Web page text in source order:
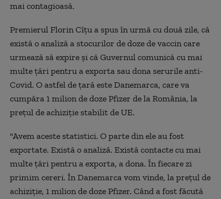
mai contagioasă.
Premierul Florin Cîțu a spus în urmă cu două zile, că
există o analiză a stocurilor de doze de vaccin care
urmează să expire și că Guvernul comunică cu mai
multe țări pentru a exporta sau dona serurile anti-
Covid. O astfel de țară este Danemarca, care va
cumpăra 1 milion de doze Pfizer de la România, la
prețul de achiziție stabilit de UE.
"Avem aceste statistici. O parte din ele au fost
exportate. Există o analiză. Există contacte cu mai
multe țări pentru a exporta, a dona. În fiecare zi
primim cereri. În Danemarca vom vinde, la prețul de
achiziție, 1 milion de doze Pfizer. Când a fost făcută